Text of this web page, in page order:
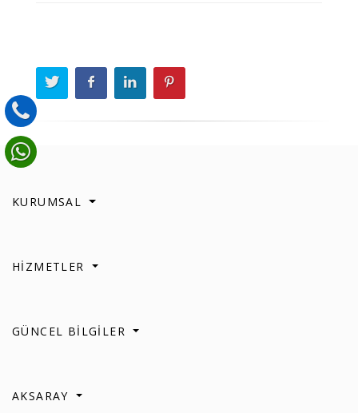
KURUMSAL
HİZMETLER
GÜNCEL BİLGİLER
AKSARAY